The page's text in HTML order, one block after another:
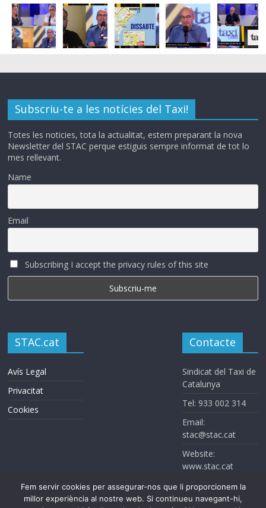
Subscriu-te a les notícies del Taxi!
Totes les noticies, tota la actualitat, estem preparant la nova
Newsletter del STAC perque estiguis sempre informat de tot lo
mes rellevant.
Name
Email
Subscribing I accept the privacy rules of this site
STAC.cat
Avís Legal
Privacitat
Cookies
Contacte
Sindicat del Taxi de
Catalunya
Tel: 933 002 314
Email:
stac@stac.cat
Website:
www.stac.cat
Fem servir cookies per assegurar-nos que li proporcionem la
millor experiència al nostre web. Si continueu navegant-hi,